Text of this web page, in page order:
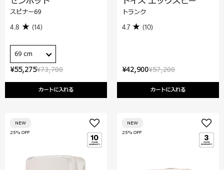
¥73,700
¥55,275
カートに入れる
スピナー69
4.8 (14)
69 cm
¥57,200
¥42,900
カートに入れる
トランク
4.7 (10)
25% OFF
NEW
25% OFF
NEW